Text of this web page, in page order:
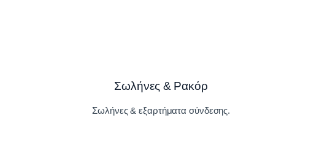
Σωλήνες & Ρακόρ
Σωλήνες & εξαρτήματα σύνδεσης.